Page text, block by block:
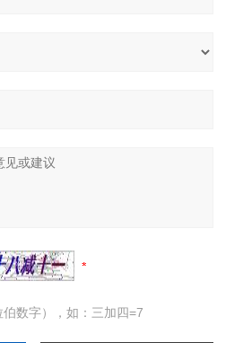
数字），如：三加四=7